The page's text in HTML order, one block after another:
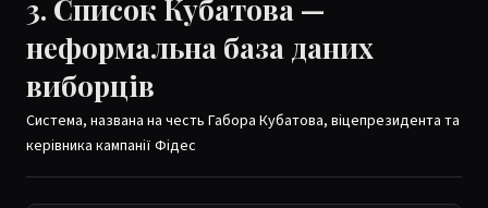
3. Список Кубатова —
неформальна база даних
виборців
Система, названа на честь Габора Кубатова, віцепрезидента та
керівника кампанії Фідес